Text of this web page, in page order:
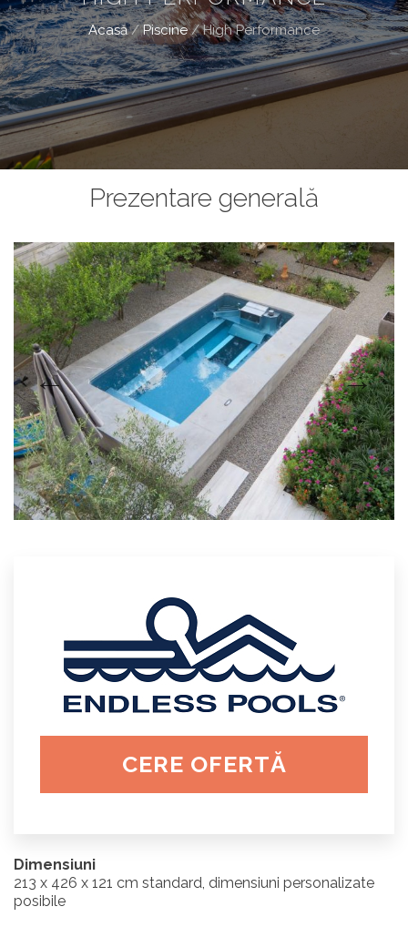
Acasă/Piscine/High Performance
Prezentare generală
CERE OFERTĂ
Dimensiuni
213 x 426 x 121 cm standard, dimensiuni personalizate
posibile